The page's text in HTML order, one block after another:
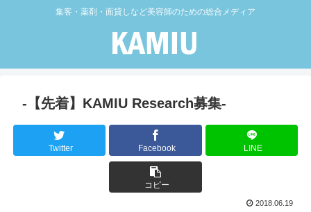
集客・薬剤・面貸しなど美容師のための総合メディア
-【先着】KAMIU Research募集-
Twitter Facebook LINE
コピー
2018.06.19